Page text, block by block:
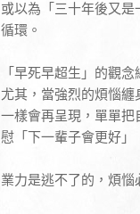
或以為「三十年後又
循環。
「早死早超生」的觀
尤其，當強烈的煩惱
一樣會再呈現，單單
慰「下一輩子會更好
業力是逃不了的，煩